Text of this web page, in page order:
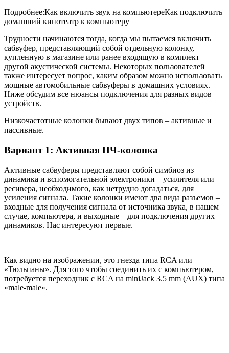
Подробнее:Как включить звук на компьютереКак подключить
домашний кинотеатр к компьютеру
Трудности начинаются тогда, когда мы пытаемся включить
сабвуфер, представляющий собой отдельную колонку,
купленную в магазине или ранее входящую в комплект
другой акустической системы. Некоторых пользователей
также интересует вопрос, каким образом можно использовать
мощные автомобильные сабвуферы в домашних условиях.
Ниже обсудим все нюансы подключения для разных видов
устройств.
Низкочастотные колонки бывают двух типов – активные и
пассивные.
Вариант 1: Активная НЧ-колонка
Активные сабвуферы представляют собой симбиоз из
динамика и вспомогательной электроники – усилителя или
ресивера, необходимого, как нетрудно догадаться, для
усиления сигнала. Такие колонки имеют два вида разъемов –
входные для получения сигнала от источника звука, в нашем
случае, компьютера, и выходные – для подключения других
динамиков. Нас интересуют первые.
Как видно на изображении, это гнезда типа RCA или
«Тюльпаны». Для того чтобы соединить их с компьютером,
потребуется переходник с RCA на miniJack 3.5 mm (AUX) типа
«male-male».